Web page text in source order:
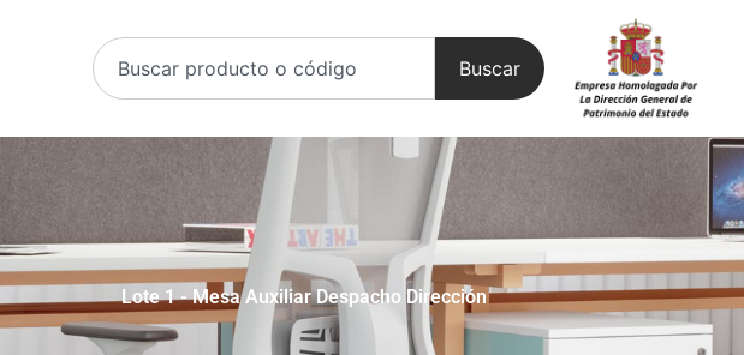
Buscar
Lote 1-Mesa Auxiliar Despacho Dirección